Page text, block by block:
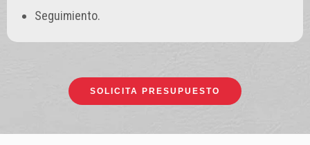
Seguimiento.
SOLICITA PRESUPUESTO